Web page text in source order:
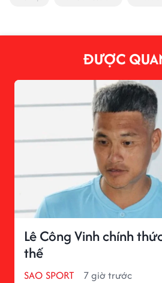
ĐƯỢC
Lê Công Vinh chính
thế
SAO SPORT 7 giờ trước